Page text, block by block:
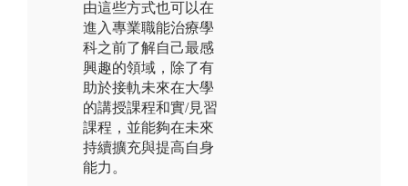
由這些方式也可以在
進入專業職能治療學
科之前了解自己最感
興趣的領域，除了有
助於接軌未來在大學
的講授課程和實/見習
課程，並能夠在未來
持續擴充與提高自身
能力。